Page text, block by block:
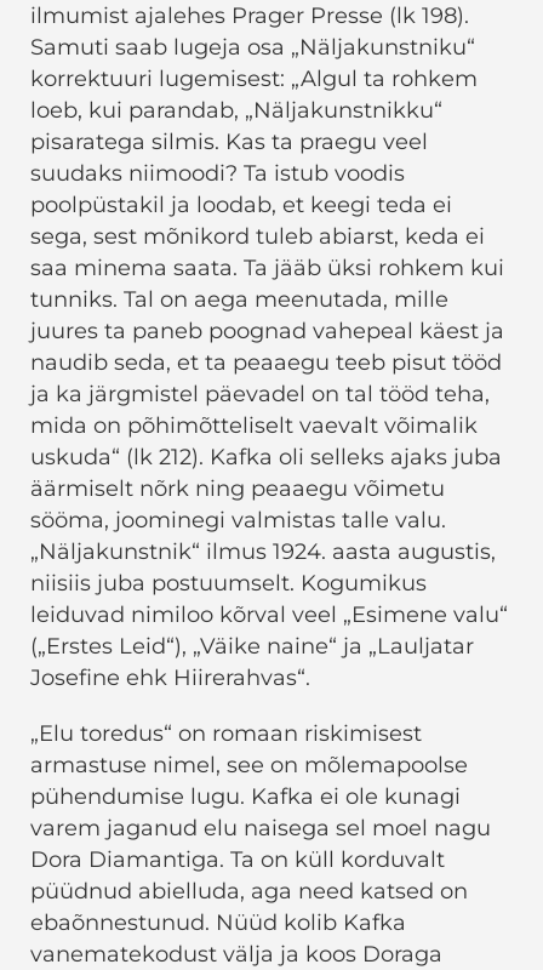
ilmumist ajalehes Prager Presse (lk 198).
Samuti saab lugeja osa „Näljakunstniku“
korrektuuri lugemisest: „Algul ta rohkem
loeb, kui parandab, „Näljakunstnikku“
pisaratega silmis. Kas ta praegu veel
suudaks niimoodi? Ta istub voodis
poolpüstakil ja loodab, et keegi teda ei
sega, sest mõnikord tuleb abiarst, keda ei
saa minema saata. Ta jääb üksi rohkem kui
tunniks. Tal on aega meenutada, mille
juures ta paneb poognad vahepeal käest ja
naudib seda, et ta peaaegu teeb pisut tööd
ja ka järgmistel päevadel on tal tööd teha,
mida on põhimõtteliselt vaevalt võimalik
uskuda“ (lk 212). Kafka oli selleks ajaks juba
äärmiselt nõrk ning peaaegu võimetu
sööma, joominegi valmistas talle valu.
„Näljakunstnik“ ilmus 1924. aasta augustis,
niisiis juba postuumselt. Kogumikus
leiduvad nimiloo kõrval veel „Esimene valu“
(„Erstes Leid“), „Väike naine“ ja „Lauljatar
Josefine ehk Hiirerahvas“.
„Elu toredus“ on romaan riskimisest
armastuse nimel, see on mõlemapoolse
pühendumise lugu. Kafka ei ole kunagi
varem jaganud elu naisega sel moel nagu
Dora Diamantiga. Ta on küll korduvalt
püüdnud abielluda, aga need katsed on
ebaõnnestunud. Nüüd kolib Kafka
vanematekodust välja ja koos Doraga